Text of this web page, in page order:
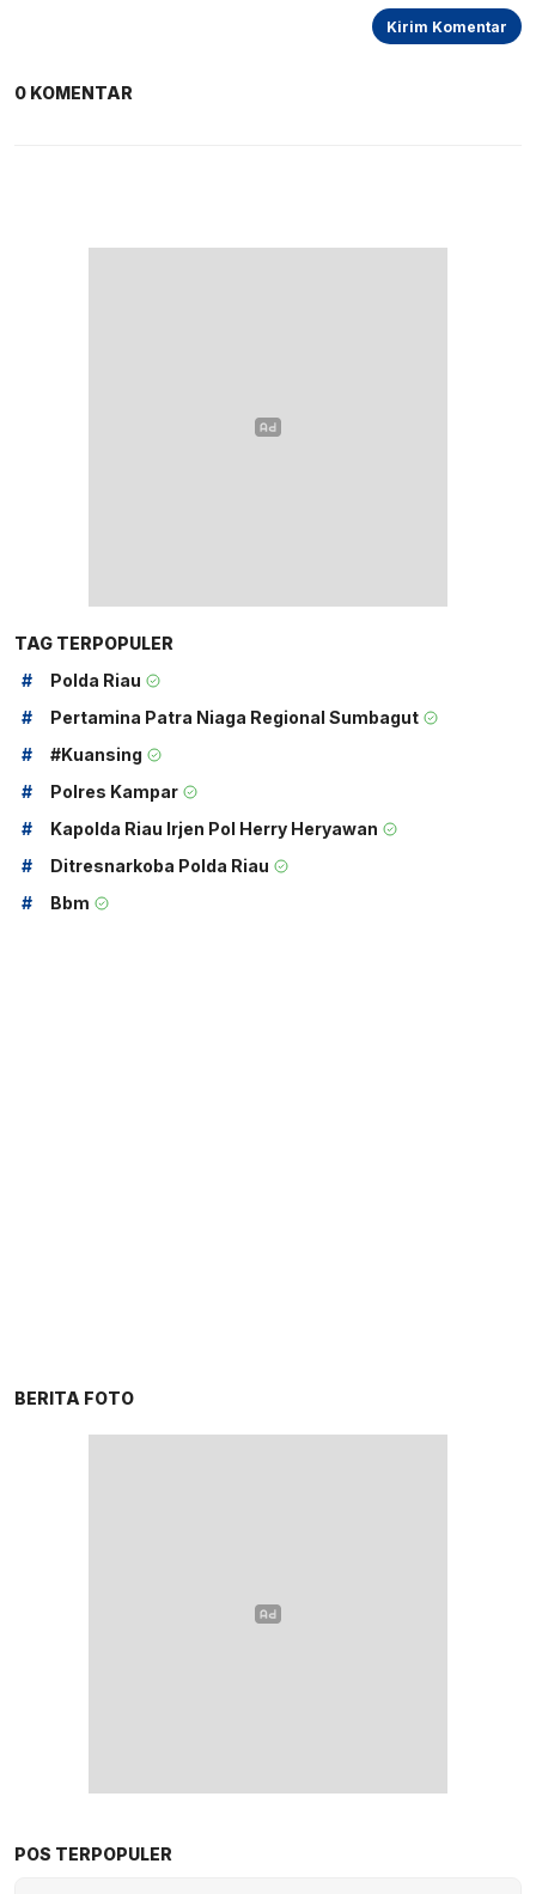
0 KOMENTAR
TAG TERPOPULER
#
Polda Riau
#
Pertamina Patra Niaga Regional Sumbagut
#
#kuansing
#
Polres Kampar
#
Kapolda Riau Irjen Pol Herry Heryawan
#
Ditresnarkoba Polda Riau
#
Bbm
BERITA FOTO
POS TERPOPULER